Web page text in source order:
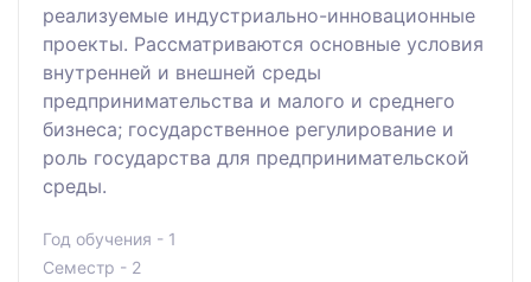
реализуемые индустриально-инновационные
проекты. Рассматриваются основные условия
внутренней и внешней среды
предпринимательства и малого и среднего
бизнеса; государственное регулирование и
роль государства для предпринимательской
среды.
Год обучения - 1
Семестр - 2